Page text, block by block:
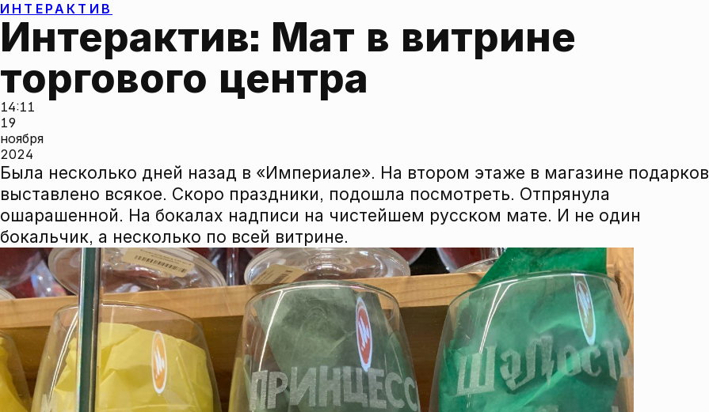
ИНТЕРАКТИВ
Интерактив: Мат в витрине
торгового центра
14:11
19
ноября
2024
Была несколько дней назад в «Империале». На втором этаже в магазине подарков
выставлено всякое. Скоро праздники, подошла посмотреть. Отпрянула
ошарашенной. На бокалах надписи на чистейшем русском мате. И не один
бокальчик, а несколько по всей витрине.